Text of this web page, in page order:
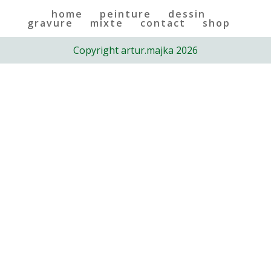
home peinture dessin
gravure mixte contact shop
Copyright artur.majka 2026